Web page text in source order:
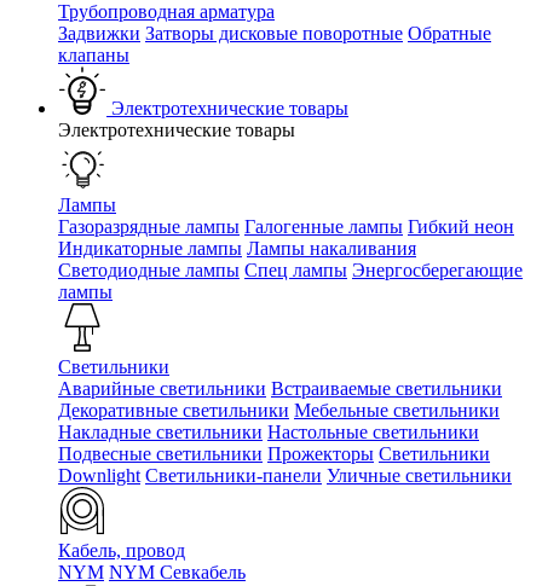
Трубопроводная арматура
Задвижки Затворы дисковые поворотные Обратные
клапаны
Электротехнические товары
Электротехнические товары
Лампы
Газоразрядные лампы Галогенные лампы Гибкий неон
Индикаторные лампы Лампы накаливания
Светодиодные лампы Спец лампы Энергосберегающие
лампы
Светильники
Аварийные светильники Встраиваемые светильники
Декоративные светильники Мебельные светильники
Накладные светильники Настольные светильники
Подвесные светильники Прожекторы Светильники
Downlight Светильники-панели Уличные светильники
Кабель, провод
NYM NYM Севкабель